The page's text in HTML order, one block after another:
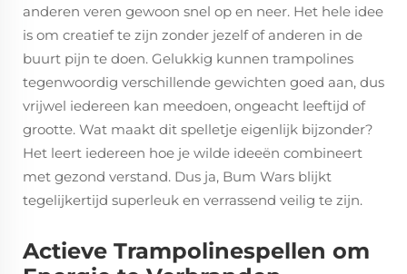
anderen veren gewoon snel op en neer. Het hele idee
is om creatief te zijn zonder jezelf of anderen in de
buurt pijn te doen. Gelukkig kunnen trampolines
tegenwoordig verschillende gewichten goed aan, dus
vrijwel iedereen kan meedoen, ongeacht leeftijd of
grootte. Wat maakt dit spelletje eigenlijk bijzonder?
Het leert iedereen hoe je wilde ideeën combineert
met gezond verstand. Dus ja, Bum Wars blijkt
tegelijkertijd superleuk en verrassend veilig te zijn.
Actieve Trampolinespellen om